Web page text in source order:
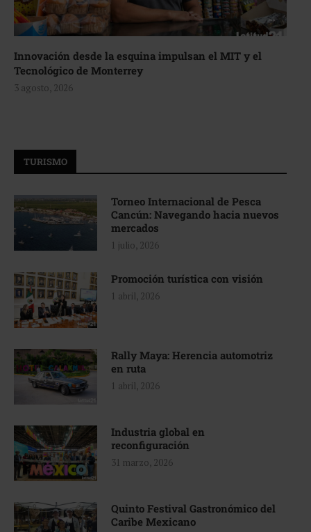
Innovación desde la esquina impulsan el MIT y el
Tecnológico de Monterrey
3 agosto, 2026
TURISMO
Torneo Internacional de Pesca
Cancún: Navegando hacia nuevos
mercados
1 julio, 2026
Promoción turística con visión
1 abril, 2026
Rally Maya: Herencia automotriz
en ruta
1 abril, 2026
Industria global en
reconfiguración
31 marzo, 2026
Quinto Festival Gastronómico del
Caribe Mexicano